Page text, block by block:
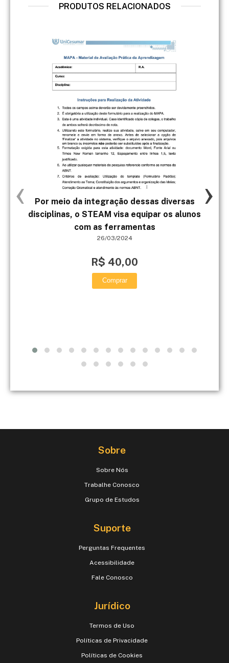
PRODUTOS RELACIONADOS
Por meio da integração dessas diversas
disciplinas, o STEAM visa equipar os alunos
com as ferramentas
26/03/2024
R$ 40,00
Comprar
‹ ›
Sobre
Sobre Nós
Trabalhe Conosco
Grupo de Estudos
Suporte
Perguntas Frequentes
Acessibilidade
Fale Conosco
Jurídico
Termos de Uso
Políticas de Privacidade
Políticas de Cookies